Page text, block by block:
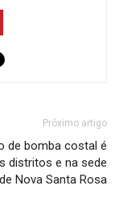
Próximo artigo
de bomba costal é
distritos e na sede
de Nova Santa Rosa